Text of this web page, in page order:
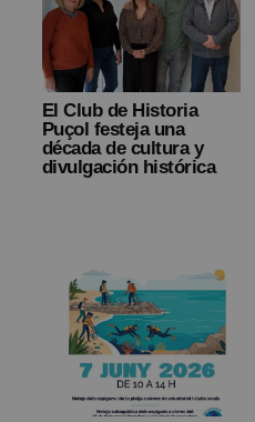
El Club de Historia
Puçol festeja una
década de cultura y
divulgación histórica